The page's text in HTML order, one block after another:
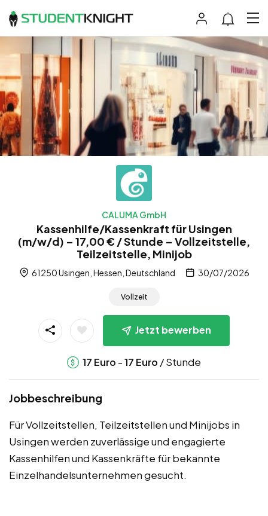
CALUMA GmbH
Kassenhilfe/Kassenkraft für Usingen
(m/w/d) – 17,00 € / Stunde – Vollzeitstelle,
Teilzeitstelle, Minijob
61250 Usingen, Hessen, Deutschland 30/07/2026
Vollzeit
Jetzt bewerben
17 Euro -17 Euro / Stunde
Jobbeschreibung
Für Vollzeitstellen, Teilzeitstellen und Minijobs in
Usingen werden zuverlässige und engagierte
Kassenhilfen und Kassenkräfte für bekannte
Einzelhandelsunternehmen gesucht.